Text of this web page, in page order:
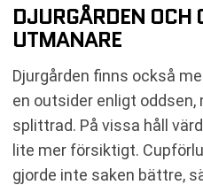
DJURGÅRDEN OCH
UTMANARE
Djurgården finns också
en outsider enligt oddsen,
splittrad. På vissa håll
lite mer försiktigt.
gjorde inte saken bättre,